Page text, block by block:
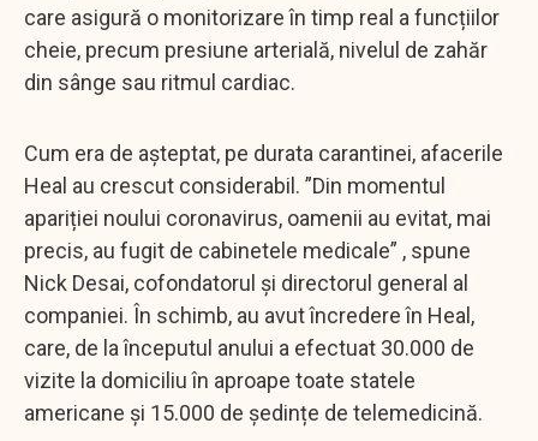
care asigură o monitorizare în timp real a funcțiilor
cheie, precum presiune arterială, nivelul de zahăr
din sânge sau ritmul cardiac.
Cum era de așteptat, pe durata carantinei, afacerile
Heal au crescut considerabil. ”Din momentul
apariției noului coronavirus, oamenii au evitat, mai
precis, au fugit de cabinetele medicale” , spune
Nick Desai, cofondatorul și directorul general al
companiei. În schimb, au avut încredere în Heal,
care, de la începutul anului a efectuat 30.000 de
vizite la domiciliu în aproape toate statele
americane și 15.000 de ședințe de telemedicină.